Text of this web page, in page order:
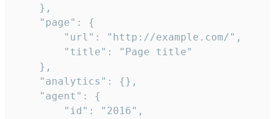
    },
    "page": {
        "url": "http://example.com/",
        "title": "Page title"
    },
    "analytics": {},
    "agent": {
        "id": "2016",